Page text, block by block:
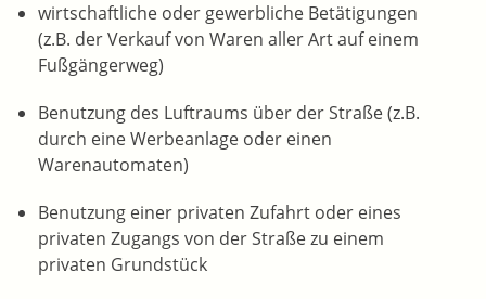
wirtschaftliche oder gewerbliche Betätigungen
(z.B. der Verkauf von Waren aller Art auf einem
Fußgängerweg)
Benutzung des Luftraums über der Straße(z.B.
durch eine Werbeanlage oder einen
Warenautomaten)
Benutzung einer privaten Zufahrt oder eines
privaten Zugangs von der Straße zu einem
privaten Grundstück